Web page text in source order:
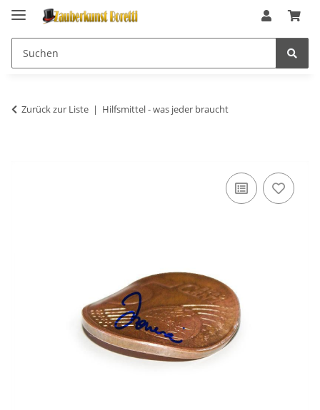
Zurück zur Liste Hilfsmittel - was jeder braucht